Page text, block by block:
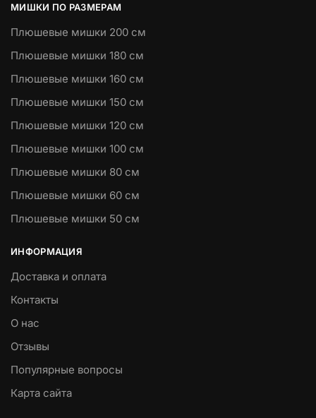
МИШКИ ПО РАЗМЕРАМ
Плюшевые мишки 200 см
Плюшевые мишки 180 см
Плюшевые мишки 160 см
Плюшевые мишки 150 см
Плюшевые мишки 120 см
Плюшевые мишки 100 см
Плюшевые мишки 80 см
Плюшевые мишки 60 см
Плюшевые мишки 50 см
ИНФОРМАЦИЯ
Доставка и оплата
Контакты
О нас
Отзывы
Популярные вопросы
Карта сайта